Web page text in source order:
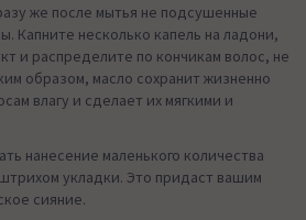
же после мытья не подсушенные
Капните несколько капель на ладони,
и распределите по кончикам волос, не
образом, масло сохранит жизненно
влагу и сделает их мягкими и
нанесение маленького количества
укладки. Это придаст вашим
сияние.